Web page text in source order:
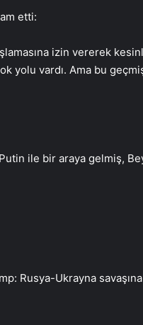
etti:
izin vererek
yolu vardı. Ama bu
ile bir araya gelmiş,
Rusya-Ukrayna